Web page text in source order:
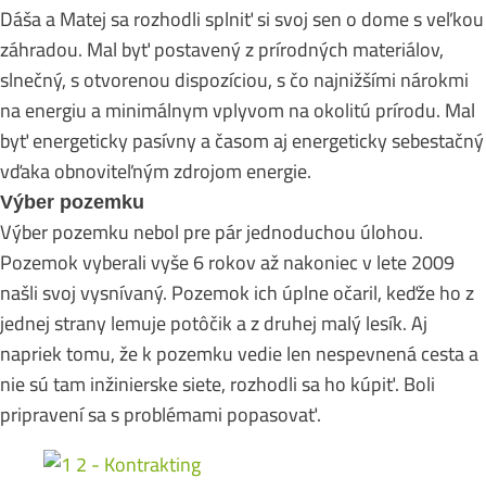
Dáša a Matej sa rozhodli splniť si svoj sen o dome s veľkou
záhradou. Mal byť postavený z prírodných materiálov,
slnečný, s otvorenou dispozíciou, s čo najnižšími nárokmi
na energiu a minimálnym vplyvom na okolitú prírodu. Mal
byť energeticky pasívny a časom aj energeticky sebestačný
vďaka obnoviteľným zdrojom energie.
Výber pozemku
Výber pozemku nebol pre pár jednoduchou úlohou.
Pozemok vyberali vyše 6 rokov až nakoniec v lete 2009
našli svoj vysnívaný. Pozemok ich úplne očaril, keďže ho z
jednej strany lemuje potôčik a z druhej malý lesík. Aj
napriek tomu, že k pozemku vedie len nespevnená cesta a
nie sú tam inžinierske siete, rozhodli sa ho kúpiť. Boli
pripravení sa s problémami popasovať.